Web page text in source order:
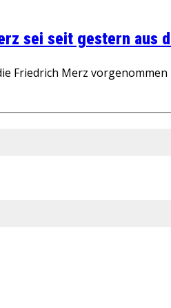
sei seit gestern aus
Friedrich Merz